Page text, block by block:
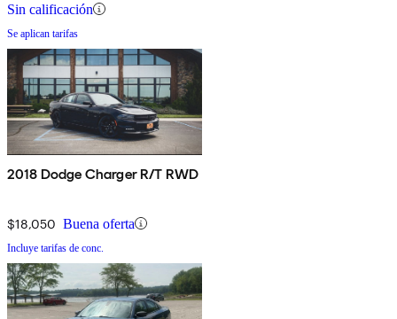
Sin calificación
Se aplican tarifas
2018 Dodge Charger R/T RWD
$18,050 Buena oferta
Incluye tarifas de conc.